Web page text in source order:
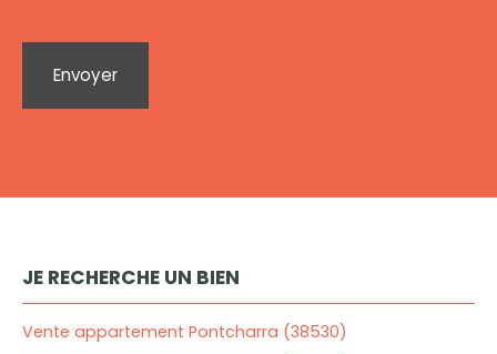
Envoyer
JE RECHERCHE UN BIEN
Vente appartement Pontcharra (38530)